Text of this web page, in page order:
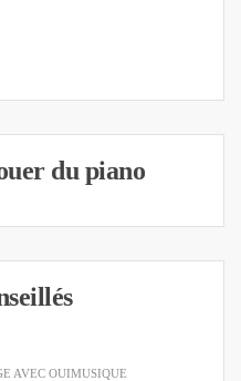
du piano
AVEC OUIMUSIQUE